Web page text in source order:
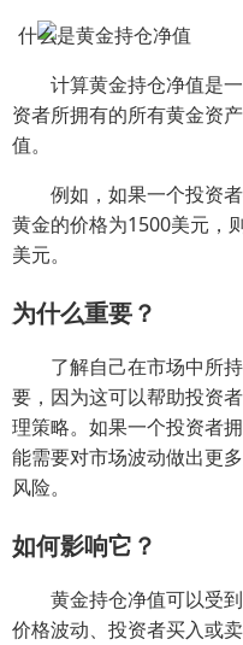
计算黄金持仓净值是
资者所拥有的所有黄金资
值。
例如，如果一个投资
黄金的价格为1500美元，
美元。
为什么重要？
了解自己在市场中所
要，因为这可以帮助投资
理策略。如果一个投资者
能需要对市场波动做出更
风险。
如何影响它？
黄金持仓净值可以受
价格波动、投资者买入或